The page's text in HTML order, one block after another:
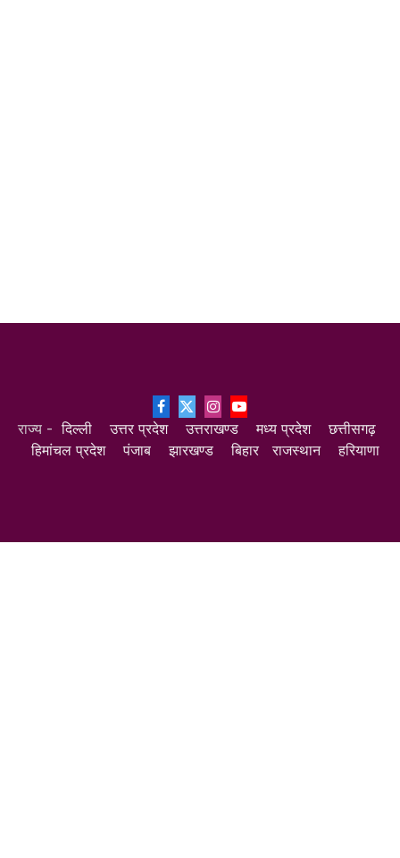
Facebook
X
(Twitter)
InstagramYouTube
राज्य -दिल्ली उत्तर प्रदेश उत्तराखण्ड मध्य प्रदेश
छत्तीसगढ़
हिमांचल प्रदेश
पंजाब झारखण्ड बिहार राजस्थान हरियाणा